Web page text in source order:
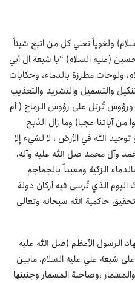
ولغوياً تعني كل من اتبع شيئاً
(عليه السلام) “يا شيعة ال أبي
ولوحات مطرزة بالدماء، وحكايات
والتسميل والتشريد والتعذيب
ورؤوس تُرتل على رؤوس الرماح ( أم
آياتنا عجبا) وما زال الذبح
الله في الأرض ، لا لشيء إلا
وآل محمد صل الله عليه وآله،
الزكية ومعبداً بالجماجم
اليوم الذي تُرسى فيه أركان دولة
حاكمية الله سبحانه وتعالى
الرسول الأعظم (صل الله عليه
شيعة علي عليه السلام، مابين
،وصاحبة المسمار وجنينها